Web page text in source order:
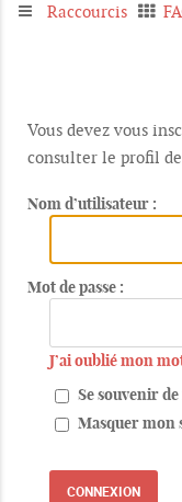
Raccourcis
Vous devez vous
consulter le profil
Nom d’utilisateur :
Mot de passe :
J’ai oublié mon
Se souvenir
Masquer mon